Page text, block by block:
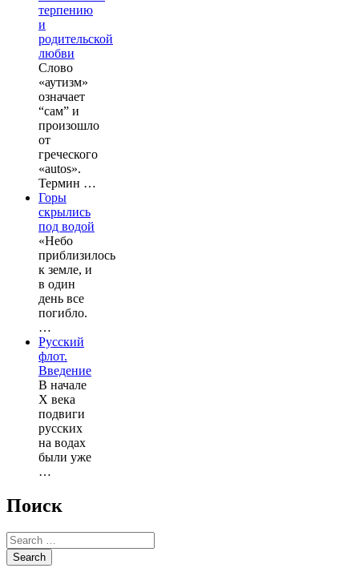
терпению
и
родительской
любви
Слово
«аутизм»
означает
“сам” и
произошло
от
греческого
«autos».
Термин …
Горы
скрылись
под водой
«Небо
приблизилось
к земле, и
в один
день все
погибло.
…
Русский
флот.
Введение
В начале
X века
подвиги
русских
на водах
были уже
…
Поиск
Search
for: